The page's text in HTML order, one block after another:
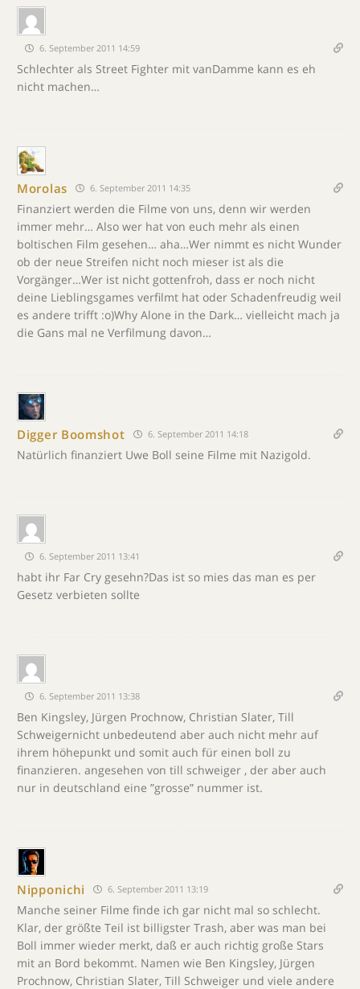
6. September 2011 14:59
Schlechter als Street Fighter mit vanDamme kann es eh
nicht machen…
Morolas 6. September 2011 14:35
Finanziert werden die Filme von uns, denn wir werden
immer mehr… Also wer hat von euch mehr als einen
boltischen Film gesehen… aha…Wer nimmt es nicht Wunder
ob der neue Streifen nicht noch mieser ist als die
Vorgänger…Wer ist nicht gottenfroh, dass er noch nicht
deine Lieblingsgames verfilmt hat oder Schadenfreudig weil
es andere trifft :o)Why Alone in the Dark… vielleicht mach ja
die Gans mal ne Verfilmung davon…
Digger Boomshot 6. September 2011 14:18
Natürlich finanziert Uwe Boll seine Filme mit Nazigold.
6. September 2011 13:41
habt ihr Far Cry gesehn?Das ist so mies das man es per
Gesetz verbieten sollte
6. September 2011 13:38
Ben Kingsley, Jürgen Prochnow, Christian Slater, Till
Schweigernicht unbedeutend aber auch nicht mehr auf
ihrem höhepunkt und somit auch für einen boll zu
finanzieren. angesehen von till schweiger , der aber auch
nur in deutschland eine ”grosse” nummer ist.
Nipponichi 6. September 2011 13:19
Manche seiner Filme finde ich gar nicht mal so schlecht.
Klar, der größte Teil ist billigster Trash, aber was man bei
Boll immer wieder merkt, daß er auch richtig große Stars
mit an Bord bekommt. Namen wie Ben Kingsley, Jürgen
Prochnow, Christian Slater, Till Schweiger und viele andere